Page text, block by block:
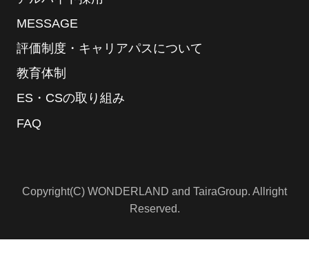
MESSAGE
評価制度・キャリアパスについて
教育体制
ES・CSの取り組み
FAQ
Copyright(C) WONDERLAND and TairaGroup. Allright
Reserved.